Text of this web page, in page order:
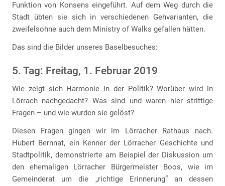
Funktion von Konsens eingeführt. Auf dem Weg durch die
Stadt übten sie sich in verschiedenen Gehvarianten, die
zweifelsohne auch dem Ministry of Walks gefallen hätten.
Das sind die Bilder unseres Baselbesuches:
5. Tag: Freitag, 1. Februar 2019
Wie zeigt sich Harmonie in der Politik? Worüber wird in
Lörrach nachgedacht? Was sind und waren hier strittige
Fragen – und wie wurden sie gelöst?
Diesen Fragen gingen wir im Lörracher Rathaus nach.
Hubert Bernnat, ein Kenner der Lörracher Geschichte und
Stadtpolitik, demonstrierte am Beispiel der Diskussion um
den ehemaligen Lörracher Bürgermeister Boos, wie im
Gemeinderat um die „richtige Erinnerung“ an dessen